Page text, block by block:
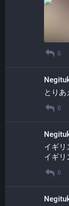
0
とり
0
イギリ
イギリ
0